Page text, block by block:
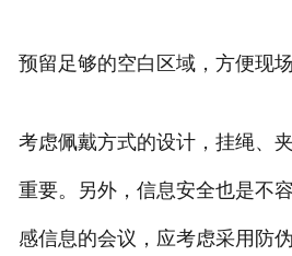
预留足够的空白区域，方便现
考虑佩戴方式的设计，挂绳、
重要。另外，信息安全也是不
感信息的会议，应考虑采用防